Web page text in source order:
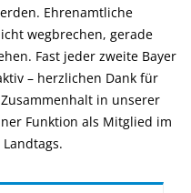
Ehrenamtliche
wegbrechen, gerade
Fast jeder zweite Bayer
– herzlichen Dank für
in unserer
Funktion als Mitglied im